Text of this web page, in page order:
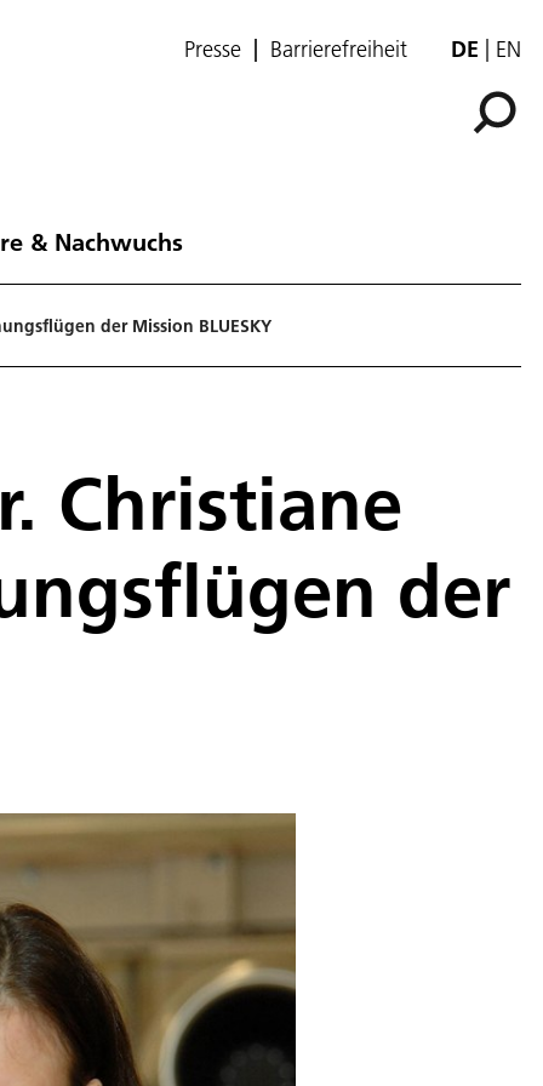
Presse Barrierefreiheit DE EN
& Nachwuchs
der Mission BLUESKY
Christiane
der